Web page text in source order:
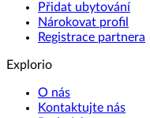
Přidat ubytování
Nárokovat profil
Registrace partnera
Explorio
O nás
Kontaktujte nás